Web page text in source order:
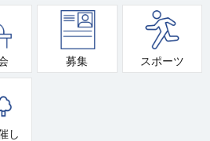
募集 スポーツ
し